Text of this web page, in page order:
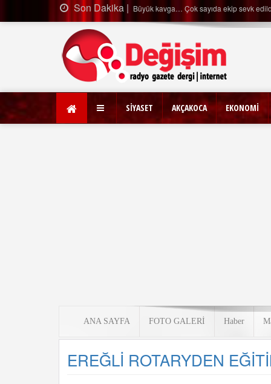
Son Dakika | Ağaçtan düştü…
SİYASET AKÇAKOCA EKONOMİ
ANA SAYFA FOTO GALERİ Haber
EREĞLİ ROTARYDEN